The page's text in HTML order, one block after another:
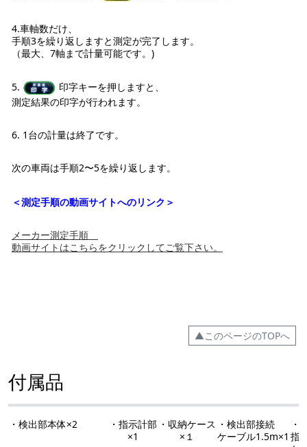
4.車軸数だけ、
手順3を繰り返しますと測定が完了します。
（最大、7軸まで計量可能です。)
5.
印字キーを押しますと、
測定結果の印字が行われます。
6. 1台の計量は終了です。
次の車両は手順2〜5を繰り返します。
＜測定手順の動画サイトへのリンク＞
メーカー測定手順
動画サイトはこちらをクリックしてご覧下さい。
▲このページのTOPへ
付属品
・検出部本体×2
・指示計部
×1
・収納ケース
×１
・検出部接続
ケーブル1.5m×1
・
指